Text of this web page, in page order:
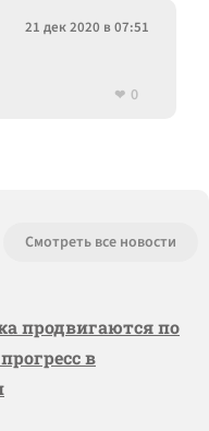
21 дек 2020 в 07:51
0
Смотреть все новости
продвигаются по
в